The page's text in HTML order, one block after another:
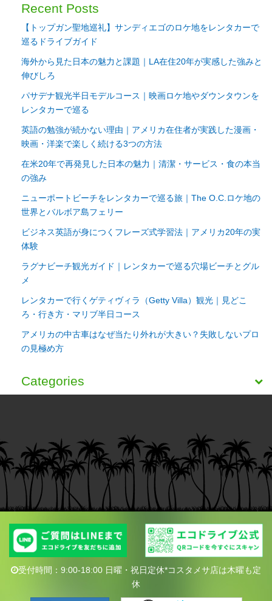
Recent Posts
【トップガン聖地巡礼】サンディエゴのロケ地をレンタカーで
巡るドライブガイド
海外から見た日本の魅力と課題｜LA在住20年が実感した強みと
伸びしろ
パサデナ観光半日モデルコース｜映画ロケ地やダウンタウンを
レンタカーで巡る
英語の勉強が続かない理由｜アメリカ在住者が実践した漫画・
映画・洋楽で楽しく続ける3つの方法
在米20年で再発見した日本の魅力｜清潔・サービス・食の本当
の強み
ニューポートビーチをレンタカーで巡る旅｜The O.C.ロケ地の
世界とバルボア島フェリー
ビジネス英語が身につくフレーズ式学習法｜アメリカ20年の実
体験
ラグナビーチ観光ガイド｜レンタカーで巡る穴場ビーチとグル
メ
レンタカーで行くゲティヴィラ（Getty Villa）観光｜見どこ
ろ・行き方・マリブ半日コース
アメリカの中古車はなぜ当たり外れが大きい？失敗しないプロ
の見極め方
Categories
受付時間：9:00-18:00 日曜・祝日定休*コスタメサ店は木曜も定
休